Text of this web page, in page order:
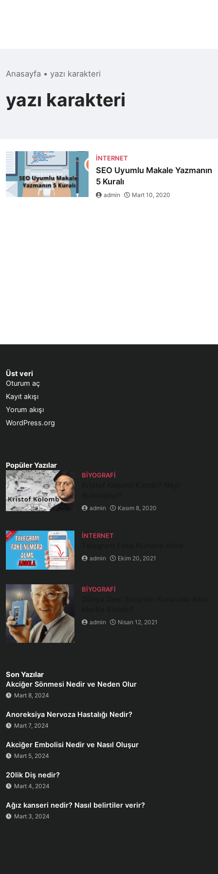
Anasayfa • yazı karakteri
yazı karakteri
İNTERNET
SEO Uyumlu Makale Yazmanın
5 Kuralı
admin Mart 10, 2020
Üst veri
Oturum aç
Kayıt akışı
Yorum akışı
WordPress.org
Popüler Yazılar
BIYOGRAFI
admin Kasım 8, 2020
İNTERNET
admin Ekim 20, 2021
BIYOGRAFI
admin Nisan 12, 2021
Son Yazılar
Akciğer Sönmesi Nedir ve Neden Olur
Mart 8, 2024
Anoreksiya Nervoza Hastalığı Nedir?
Mart 7, 2024
Akciğer Embolisi Nedir ve Nasıl Oluşur
Mart 5, 2024
20lik Diş nedir?
Mart 4, 2024
Ağız kanseri nedir? Nasıl belirtiler verir?
Mart 3, 2024